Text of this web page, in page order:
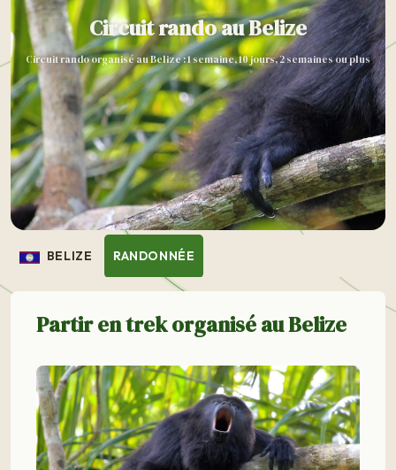
Circuit rando au Belize
Circuit rando organisé au Belize : 1 semaine, 10 jours, 2 semaines ou plus
BELIZE RANDONNÉE
Partir en trek organisé au Belize